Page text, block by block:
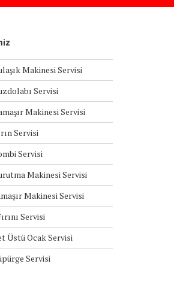
Makinesi Servisi
Servisi
Makinesi Servisi
Servisi
Servisi
Makinesi Servisi
Makinesi Servisi
Servisi
Üstü Ocak Servisi
Servisi